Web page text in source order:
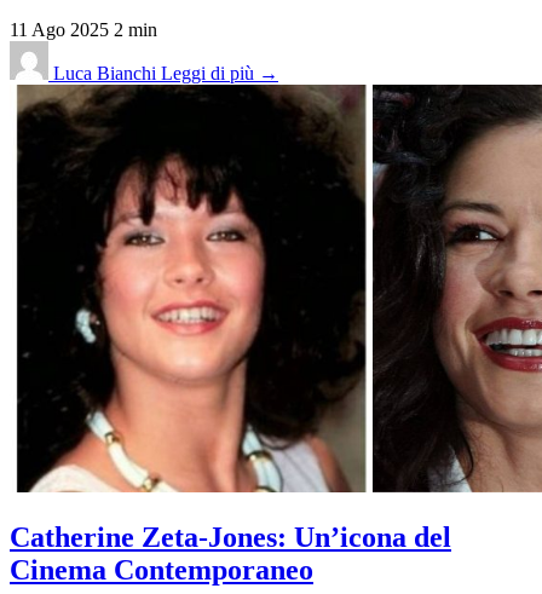
11 Ago 2025 2 min
Luca Bianchi Leggi di più →
Catherine Zeta-Jones: Un’icona del
Cinema Contemporaneo